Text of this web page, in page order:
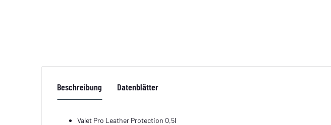
Beschreibung Datenblätter
Valet Pro Leather Protection 0,5l